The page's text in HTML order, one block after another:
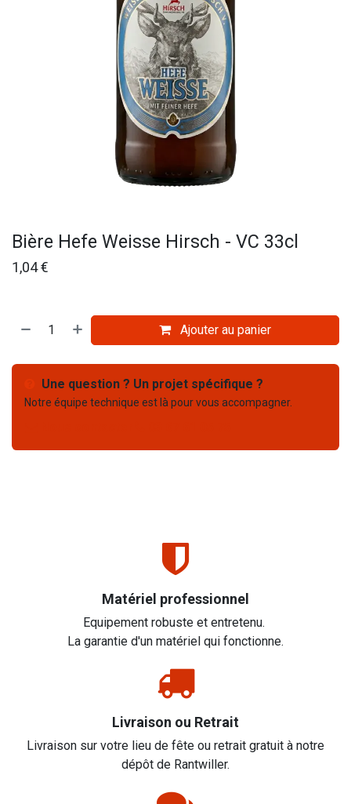
Bière Hefe Weisse Hirsch - VC 33cl
1,04€
Ajouter au panier
Une question ? Un projet spécifique ?
Notre équipe technique est là pour vous accompagner.
Matériel professionnel
Equipement robuste et entretenu.
La garantie d'un matériel qui fonctionne.
Livraison ou Retrait
Livraison sur votre lieu de fête ou retrait gratuit à notre
dépôt de Rantwiller.